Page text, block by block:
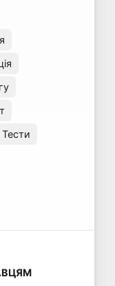
Тести